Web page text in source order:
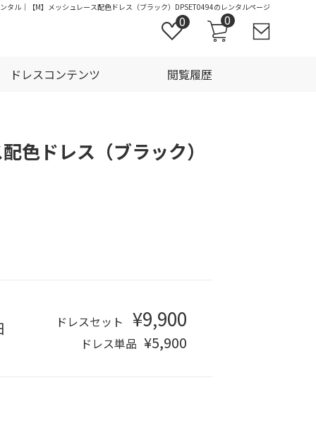
タル｜【M】メッシュレース配色ドレス（ブラック）DPSET0494のレンタルページ
ドレスコンテンツ 閲覧履歴
0 0
色ドレス（ブラック）
ドレスセット ¥9,900
ドレス単品 ¥5,900